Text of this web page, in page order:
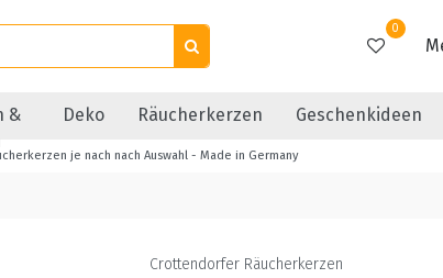
0
&
Deko Räucherkerzen Geschenkideen
je nach nach Auswahl - Made in Germany
Crottendorfer Räucherkerzen